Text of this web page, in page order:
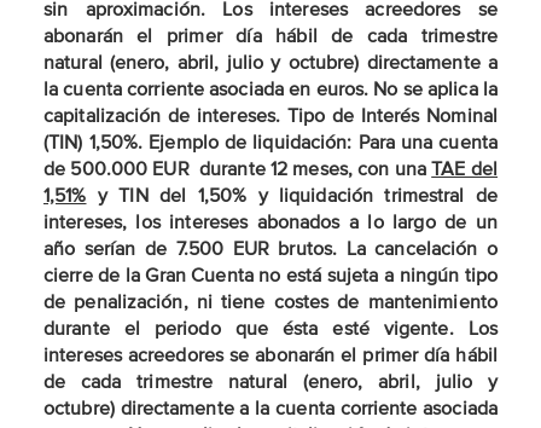
sin aproximación. Los intereses acreedores se
abonarán el primer día hábil de cada trimestre
natural (enero, abril, julio y octubre) directamente a
la cuenta corriente asociada en euros. No se aplica la
capitalización de intereses. Tipo de Interés Nominal
(TIN) 1,50%. Ejemplo de liquidación: Para una cuenta
de 500.000 EUR durante 12 meses, con una
TAE del
1,51% y TIN del 1,50% y liquidación trimestral de
intereses, los intereses abonados a lo largo de un
año serían de 7.500 EUR brutos. La cancelación o
cierre de la Gran Cuenta no está sujeta a ningún tipo
de penalización, ni tiene costes de mantenimiento
durante el periodo que ésta esté vigente. Los
intereses acreedores se abonarán el primer día hábil
de cada trimestre natural (enero, abril, julio y
octubre) directamente a la cuenta corriente asociada